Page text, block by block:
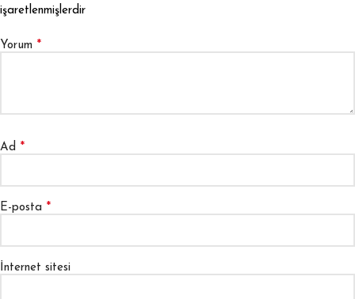
işaretlenmişlerdir
Yorum *
Ad *
E-posta *
İnternet sitesi